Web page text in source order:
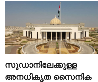
സുഡാനിലേക്കുള്ള
അനധികൃത സൈനിക